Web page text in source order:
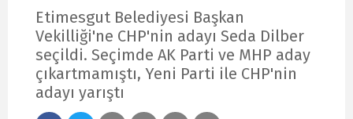
Etimesgut Belediyesi Başkan
Vekilliği'ne CHP'nin adayı Seda Dilber
seçildi. Seçimde AK Parti ve MHP aday
çıkartmamıştı, Yeni Parti ile CHP'nin
adayı yarıştı